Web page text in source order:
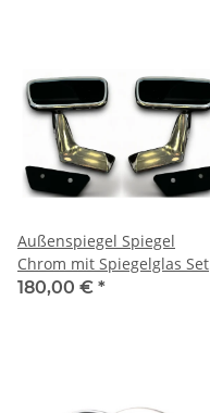
Außenspiegel Spiegel
Chrom mit Spiegelglas Set
für Mercedes Benz W108
180,00 € *